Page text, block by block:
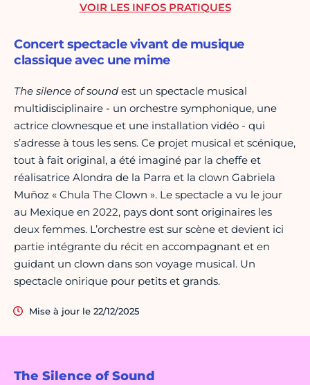
The Silence of Sound
Concert spectacle vivant de musique
classique avec une mime
The silence of sound est un spectacle musical
multidisciplinaire - un orchestre symphonique, une
actrice clownesque et une installation vidéo - qui
s’adresse à tous les sens. Ce projet musical et scénique,
tout à fait original, a été imaginé par la cheffe et
réalisatrice Alondra de la Parra et la clown Gabriela
Muñoz « Chula The Clown ». Le spectacle a vu le jour
au Mexique en 2022, pays dont sont originaires les
deux femmes. L’orchestre est sur scène et devient ici
partie intégrante du récit en accompagnant et en
guidant un clown dans son voyage musical. Un
spectacle onirique pour petits et grands.
Mise à jour le 22/12/2025
VOIR LES INFOS PRATIQUES